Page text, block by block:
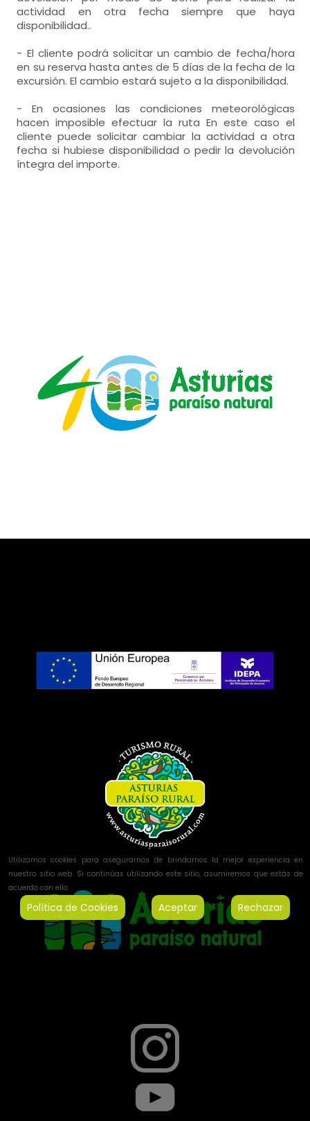
actividad en otra fecha siempre que haya
disponibilidad..
- El cliente podrá solicitar un cambio de fecha/hora
en su reserva hasta antes de 5 días de la fecha de la
excursión. El cambio estará sujeto a la disponibilidad.
- En ocasiones las condiciones meteorológicas
hacen imposible efectuar la ruta En este caso el
cliente puede solicitar cambiar la actividad a otra
fecha si hubiese disponibilidad o pedir la devolución
íntegra del importe.
Utilizamos cookies para asegurarnos de brindarnos la mejor experiencia en
nuestro sitio web. Si continúas utilizando este sitio, asumiremos que estás de
acuerdo con ello.
Política de Cookies Aceptar Rechazar